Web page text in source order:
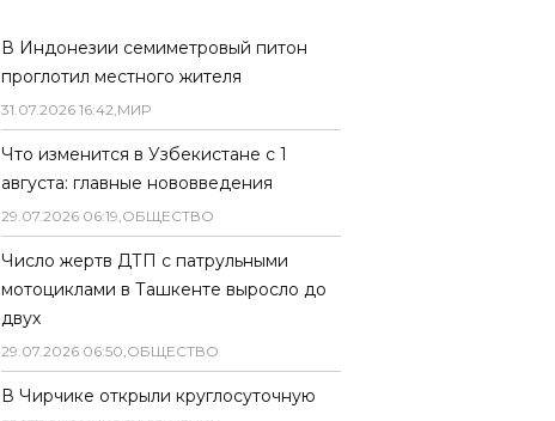
В Индонезии семиметровый питон
проглотил местного жителя
31.07.2026 16:42,МИР
Что изменится в Узбекистане с 1
августа: главные нововведения
29.07.2026 06:19,ОБЩЕСТВО
Число жертв ДТП с патрульными
мотоциклами в Ташкенте выросло до
двух
29.07.2026 06:50,ОБЩЕСТВО
В Чирчике открыли круглосуточную